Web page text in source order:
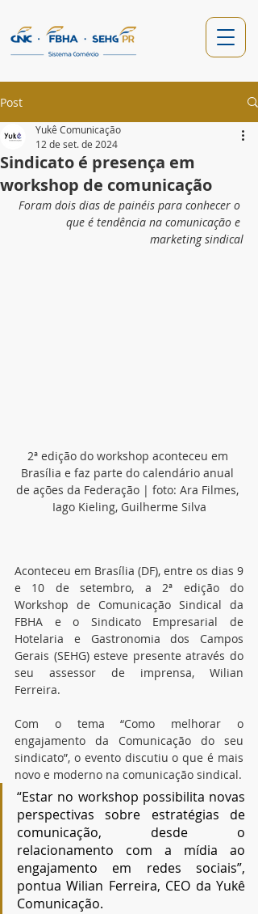
Post
Sindicato é presença em
workshop de comunicação
Yukê Comunicação
12 de set. de 2024
Foram dois dias de painéis para conhecer o
que é tendência na comunicação e
marketing sindical
2ª edição do workshop aconteceu em
Brasília e faz parte do calendário anual
de ações da Federação | foto: Ara Filmes,
Iago Kieling, Guilherme Silva
Aconteceu em Brasília (DF), entre os dias 9
e 10 de setembro, a 2ª edição do
Workshop de Comunicação Sindical da
FBHA e o Sindicato Empresarial de
Hotelaria e Gastronomia dos Campos
Gerais (SEHG) esteve presente através do
seu assessor de imprensa, Wilian
Ferreira.
Com o tema “Como melhorar o
engajamento da Comunicação do seu
sindicato”, o evento discutiu o que é mais
“Estar no workshop possibilita novas
perspectivas sobre estratégias de
comunicação, desde o
relacionamento com a mídia ao
engajamento em redes sociais”,
pontua Wilian Ferreira, CEO da Yukê
Comunicação.